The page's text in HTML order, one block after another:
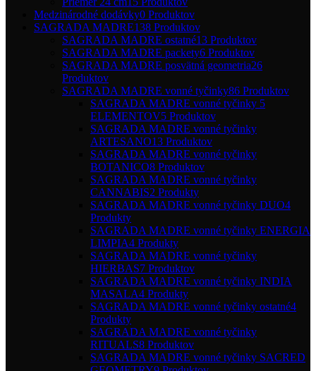
Medzinárodné dodávky0 Produktov
SAGRADA MADRE138 Produktov
SAGRADA MADRE ostatné13 Produktov
SAGRADA MADRE packety6 Produktov
SAGRADA MADRE posvätná geometria26
Produktov
SAGRADA MADRE vonné tyčinky86 Produktov
SAGRADA MADRE vonné tyčinky 5
ELEMENTOV5 Produktov
SAGRADA MADRE vonné tyčinky
ARTESANO13 Produktov
SAGRADA MADRE vonné tyčinky
BOTANICO8 Produktov
SAGRADA MADRE vonné tyčinky
CANNABIS2 Produkty
SAGRADA MADRE vonné tyčinky DUO4
Produkty
SAGRADA MADRE vonné tyčinky ENERGIA
LIMPIA4 Produkty
SAGRADA MADRE vonné tyčinky
HIERBAS7 Produktov
SAGRADA MADRE vonné tyčinky INDIA
MASALA4 Produkty
SAGRADA MADRE vonné tyčinky ostatné4
Produkty
SAGRADA MADRE vonné tyčinky
RITUALS8 Produktov
SAGRADA MADRE vonné tyčinky SACRED